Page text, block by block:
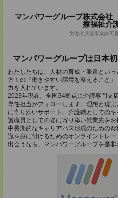
マンパワーグループ株式会
療福祉介
労働者派遣事業許可
マンパワーグループは日本
わたしたちは、人材の育成・派遣とい
方々の『働きやすい環境を整えること
力を入れています。
2023年現在、全国34拠点に介護専門支
専任担当がフォローします。理想と現
に寄り添いサポート。介護職としての
護職員としての姿に寄り添い就業先をお
中長期的なキャリアパス形成のための
識を身に付けるためのオンライントレ
出会うなら、マンパワーグループを是非